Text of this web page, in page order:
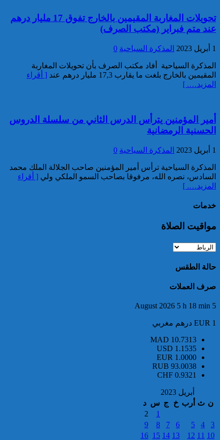
خبير: “البيعة الإلكترونية” تكشف
تحول الإرهاب الرقمي بعد تفكيك
خلية داعشية بتطوان
تركيا:القضاء يأمر بحبس رئيس
بلدية إسطنبول على ذمة التحقيق
تفكيك خلية إرهابية مرتبطة بالفرع
ناسفة إضافية في طور التركيب
إحباط مخطط إرهابي بالغ
الخطورة كان يستهدف المغرب
بتكليف وتحريض مباشر من قيادي
بارز في تنظيم “داعش” بمنطقة
الساحل الإفريقي
تحويلات المغاربة المقيمين بالخارج تفوق 17 مليار درهم
عند متم فبراير (مكتب الصرف)
1 أبريل 2023 المذكرة السياحية 0
المذكرة السياحية أفاد مكتب الصرف بأن تحويلات المغاربة
المقيمين بالخارج بلغت ما يقارب 17,3 مليار درهم عند
[ أقراء
المزيد…. ]
أمير المؤمنين يترأس الدرس الثاني من سلسلة الدروس
الحسنية الرمضانية
1 أبريل 2023 المذكرة السياحية 0
المذكرة السياحية ترأس أمير المؤمنين صاحب الجلالة الملك محمد
السادس، نصره الله، مرفوقا بصاحب السمو الملكي ولي [ أقراء
المزيد…. ]
خدمات
مواقيت الصلاة
حالة الطقس
صرف العملات
5 August 2026 5 h 18 min
EUR 1 درهم مغربي
MAD 10.7313
USD 1.1535
EUR 1.0000
RUB 93.0038
CHF 0.9321
أبريل 2023
ن ث أرب خ ج س د
1
2
3
4
5
6
7
8
9
10
11
12
13
14
15
16